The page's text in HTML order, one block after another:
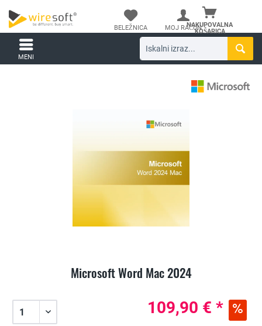
NAKUPOVALNA
KOŠARICA
BELEŽNICA MOJ RAČUN
MENI
Microsoft Word Mac 2024
109,90 € *